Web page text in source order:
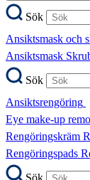
Sök
Ansiktsmask och
Ansiktsmask
Sök
Ansiktsrengöring
Eye make-up
Rengöringskräm
Rengöringspads